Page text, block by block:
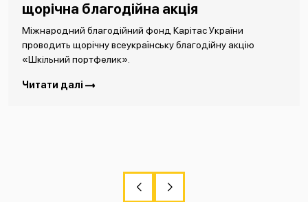
щорічна благодійна акція
Міжнародний благодійний фонд Карітас України
проводить щорічну всеукраїнську благодійну акцію
«Шкільний портфелик».
Читати далі